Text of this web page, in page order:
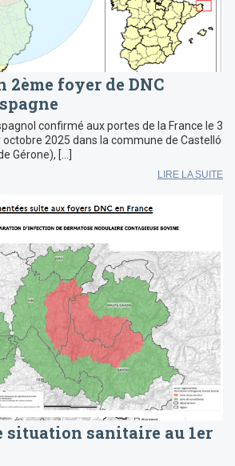
2ème foyer de DNC
confirmé aux portes de la France le 3
2025 dans la commune de Castelló
Gérone), […]
LIRE LA SUITE
situation sanitaire au 1er